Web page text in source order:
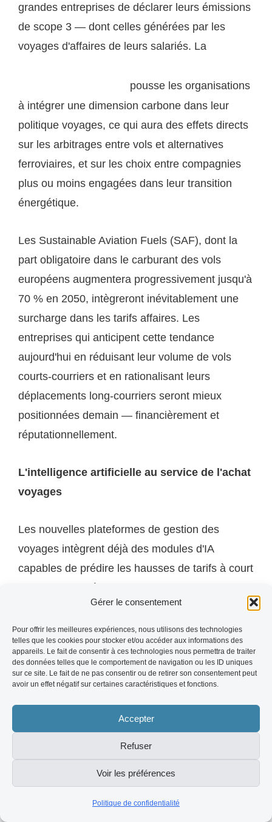
Gérer le consentement
Pour offrir les meilleures expériences, nous utilisons des technologies
telles que les cookies pour stocker et/ou accéder aux informations des
appareils. Le fait de consentir à ces technologies nous permettra de traiter
des données telles que le comportement de navigation ou les ID uniques
sur ce site. Le fait de ne pas consentir ou de retirer son consentement peut
avoir un effet négatif sur certaines caractéristiques et fonctions.
Accepter
Refuser
Voir les préférences
Politique de confidentialité
grandes entreprises de déclarer leurs émissions
de scope 3 — dont celles générées par les
voyages d'affaires de leurs salariés. La
pousse les organisations
à intégrer une dimension carbone dans leur
politique voyages, ce qui aura des effets directs
sur les arbitrages entre vols et alternatives
ferroviaires, et sur les choix entre compagnies
plus ou moins engagées dans leur transition
énergétique.
Les Sustainable Aviation Fuels (SAF), dont la
part obligatoire dans le carburant des vols
européens augmentera progressivement jusqu'à
70 % en 2050, intègreront inévitablement une
surcharge dans les tarifs affaires. Les
entreprises qui anticipent cette tendance
aujourd'hui en réduisant leur volume de vols
courts-courriers et en rationalisant leurs
déplacements long-courriers seront mieux
positionnées demain — financièrement et
réputationnellement.
L'intelligence artificielle au service de l'achat
voyages
Les nouvelles plateformes de gestion des
voyages intègrent déjà des modules d'IA
capables de prédire les hausses de tarifs à court
terme, de suggérer des alternatives moins
coûteuses tout en respectant les préférences
des voyageurs, et d'identifier en temps réel les
déviations à la politique de l'entreprise. Ce que
vous gérez aujourd'hui avec des tableaux Excel
et des chaînes d'emails d'approbation sera
automatisé et optimisé d'ici 24 à 36 mois. Les
entreprises qui auront formalisé leur politique en
amont seront celles qui bénéficieront le plus
La segmentation croissante de l'offre